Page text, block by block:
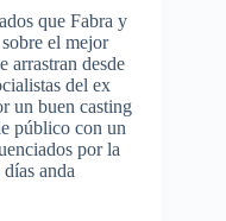
que Fabra y
sobre el mejor
arrastran desde
del ex
un buen casting
público con un
porla
días anda